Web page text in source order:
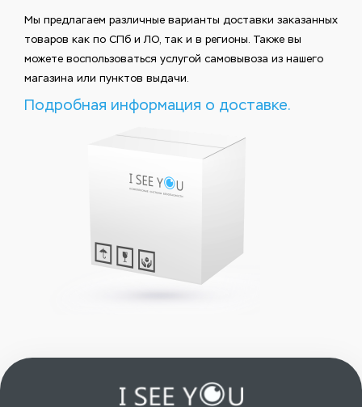
Мы предлагаем различные варианты доставки заказанных
товаров как по СПб и ЛО, так и в регионы. Также вы
можете воспользоваться услугой самовывоза из нашего
магазина или пунктов выдачи.
Подробная информация о доставке.